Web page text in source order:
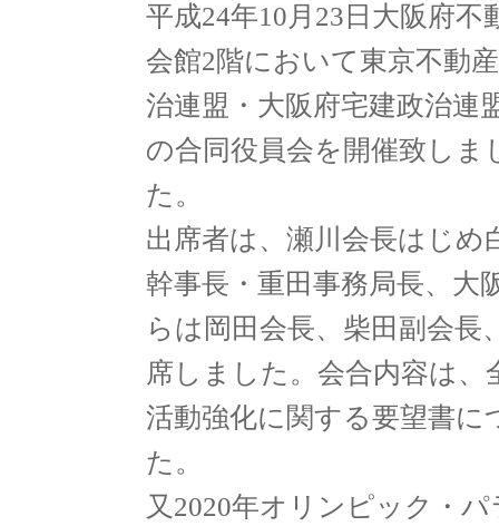
平成24年10月23日大阪府不
会館2階において東京不動
治連盟・大阪府宅建政治連
の合同役員会を開催致しま
た。
出席者は、瀬川会長はじめ
幹事長・重田事務局長、大
らは岡田会長、柴田副会長
席しました。会合内容は、
活動強化に関する要望書
た。
又2020年オリンピック・